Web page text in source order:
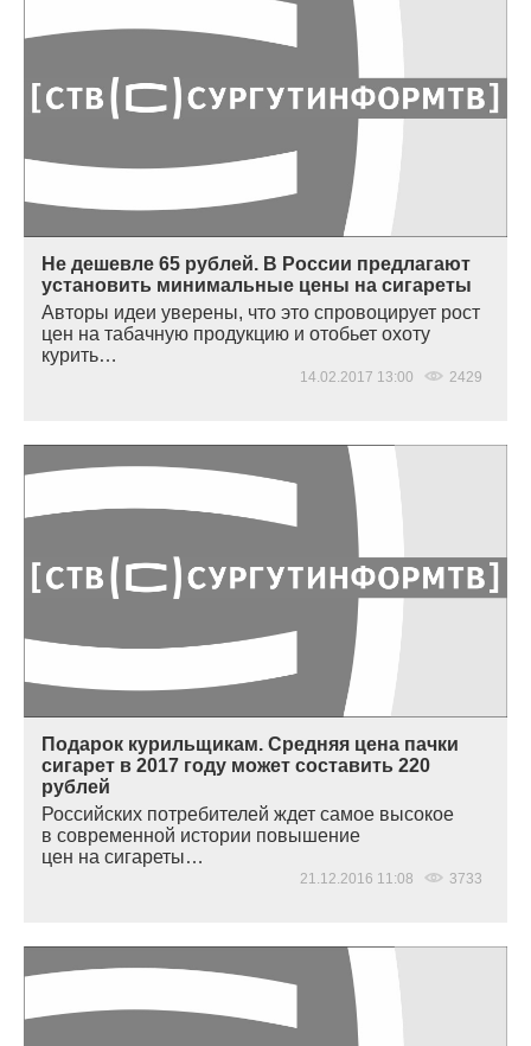
Не дешевле 65 рублей. В России предлагают
установить минимальные цены на сигареты
Авторы идеи уверены, что это спровоцирует рост
цен на табачную продукцию и отобьет охоту
курить…
14.02.2017 13:00 2429
Подарок курильщикам. Средняя цена пачки
сигарет в 2017 году может составить 220
рублей
Российских потребителей ждет самое высокое
в современной истории повышение
цен на сигареты…
21.12.2016 11:08 3733